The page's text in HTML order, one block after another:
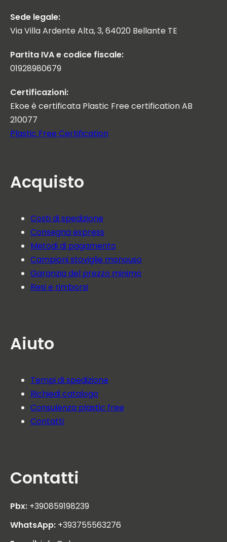
Sede legale:
Via Villa Ardente Alta, 3, 64020 Bellante TE
Partita IVA e codice fiscale:
01928980679
Certificazioni:
Ekoe è certificata Plastic Free certification AB
210077
Plastic Free Certification
Acquisto
Costi di spedizione
Consegna express
Metodi di pagamento
Campioni stoviglie monouso
Garanzia del prezzo minimo
Resi e rimborsi
Aiuto
Tempi di spedizione
Richiedi catalogo
Consulenza plastic free
Contatti
Contatti
Pbx: +390859198239
WhatsApp: +393755563276